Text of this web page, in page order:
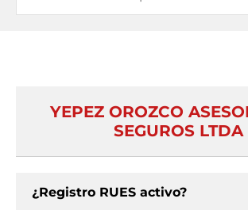
YEPEZ OROZCO
SEGUROS LTDA
¿Registro RUES activo?